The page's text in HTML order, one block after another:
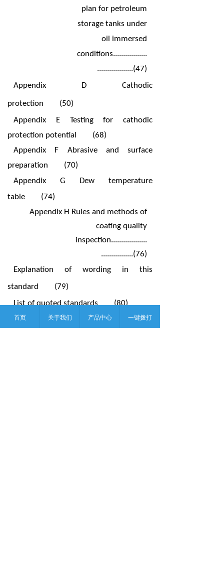
plan for petroleum
storage tanks under
oil immersed
conditions.................
..................(47)
Appendix D Cathodic
protection
(50)
Appendix E Testing for cathodic
protection potential
(68)
Appendix F Abrasive and surface
preparation
(70)
Appendix G Dew temperature
table
(74)
Appendix H Rules and methods of
coating quality
inspection..................
................(76)
Explanation of wording in this
standard
(79)
List of quoted standards
(80)
Addition:Explanation of
首页 关于我们 产品中心 一键拨打